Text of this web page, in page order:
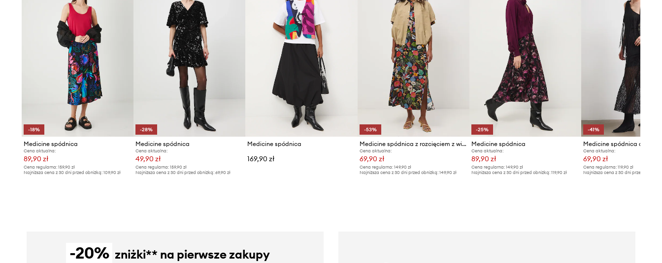
-18%
Medicine spódnica
Cena aktualna:
89,90 zł
Cena regularna: 159,90 zł
Najniższa cena z 30 dni przed obniżką: 109,90 zł
-28%
Medicine spódnica
Cena aktualna:
49,90 zł
Cena regularna:159,90 zł
Najniższa cena z 30 dni przed obniżką:69,90 zł
Medicine spódnica
169,90 zł
-53%
Medicine spódnica z rozcięciem z wiskozy
Cena aktualna:
69,90 zł
Cena regularna: 149,90 zł
Najniższa cena z 30 dni przed obniżką: 149,90 zł
-25%
Medicine spódnica
Cena aktualna:
89,90 zł
Cena regularna:149,90 zł
Najniższa cena z 30 dni przed obniżką:119,90 zł
-41%
Medicine spódnica
Cena aktualna:
69,90 zł
Cena regularna: 119,90 zł
Najniższa cena z 30 dni przed obniżką:
-20% zniżki** na pierwsze zakupy